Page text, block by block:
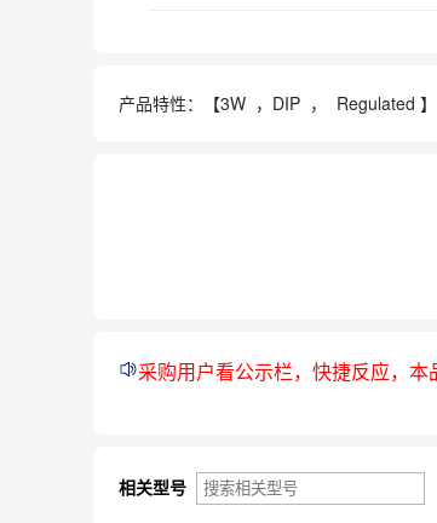
产品特性：【3W ， DIP ， Regulated 】
采购用户看公示栏，快捷反应，本
相关型号